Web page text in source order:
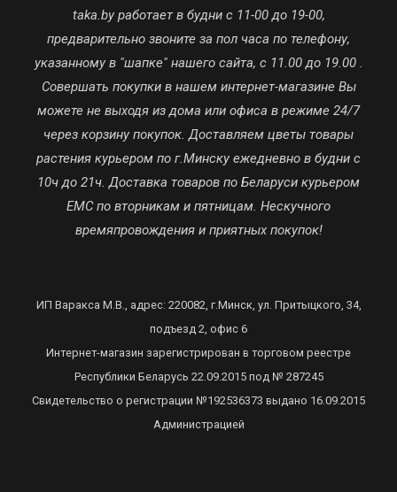
taka.by работает в будни с 11-00 до 19-00,
предварительно звоните за пол часа по телефону,
указанному в "шапке" нашего сайта, с 11.00 до 19.00 .
Совершать покупки в нашем интернет-магазине Вы
можете не выходя из дома или офиса в режиме 24/7
через корзину покупок. Доставляем цветы товары
растения курьером по г.Минску ежедневно в будни с
10ч до 21ч. Доставка товаров по Беларуси курьером
ЕМС по вторникам и пятницам. Нескучного
времяпровождения и приятных покупок!
ИП Варакса М.В., адрес: 220082, г.Минск, ул. Притыцкого, 34,
подъезд 2, офис 6
Интернет-магазин зарегистрирован в торговом реестре
Республики Беларусь 22.09.2015 под № 287245
Свидетельство о регистрации №192536373 выдано 16.09.2015
Администрацией